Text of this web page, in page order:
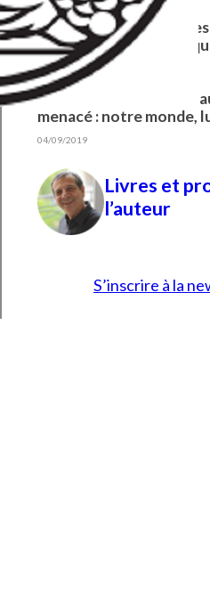
Coût et prix des
bas-carbone : qui paie
22/01/2026
Le prix Nobel de
menacé : notre monde,
04/09/2019
Livres et
l’auteur
S’inscrire à la